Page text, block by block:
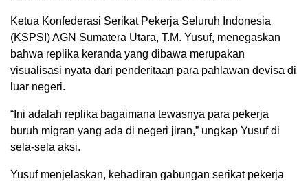
Ketua Konfederasi Serikat Pekerja Seluruh Indonesia
(KSPSI) AGN Sumatera Utara, T.M. Yusuf, menegaskan
bahwa replika keranda yang dibawa merupakan
visualisasi nyata dari penderitaan para pahlawan devisa di
luar negeri.
“Ini adalah replika bagaimana tewasnya para pekerja
buruh migran yang ada di negeri jiran,” ungkap Yusuf di
sela-sela aksi.
Yusuf menjelaskan, kehadiran gabungan serikat pekerja